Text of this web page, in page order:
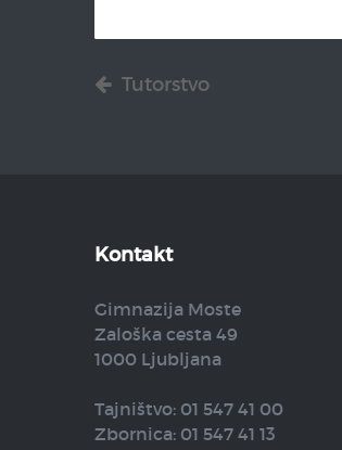
Tutorstvo
Kontakt
Gimnazija Moste
Zaloška cesta 49
1000 Ljubljana
Tajništvo: 01 547 41 00
Zbornica: 01 547 41 13